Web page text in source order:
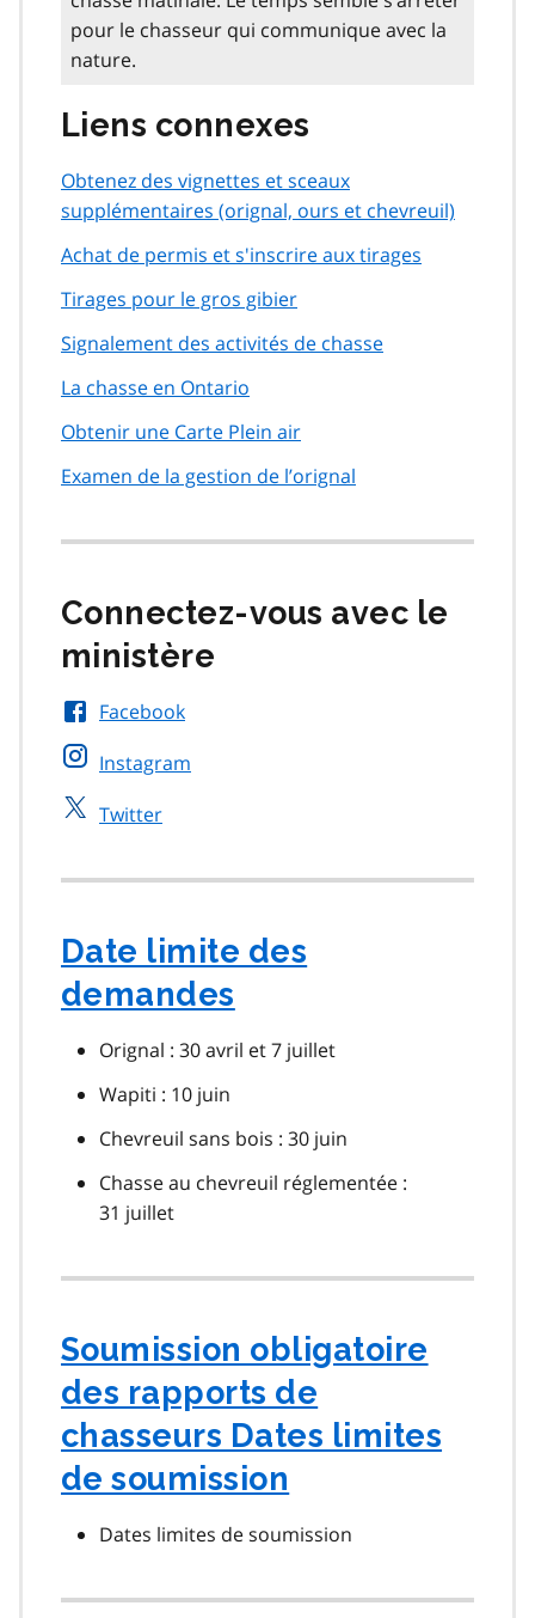
pour le chasseur qui communique avec la
nature.
Liens connexes
Obtenez des vignettes et sceaux
supplémentaires (orignal, ours et chevreuil)
Achat de permis et s'inscrire aux tirages
Tirages pour le gros gibier
Signalement des activités de chasse
La chasse en Ontario
Obtenir une Carte Plein air
Examen de la gestion de l’orignal
Connectez-vous avec le
ministère
Facebook
Instagram
Twitter
Date limite des
demandes
Orignal : 30 avril et 7 juillet
Wapiti : 10 juin
Chevreuil sans bois : 30 juin
Chasse au chevreuil réglementée :
31 juillet
Soumission obligatoire
des rapports de
chasseurs Dates limites
de soumission
Dates limites de soumission